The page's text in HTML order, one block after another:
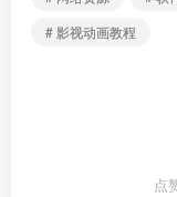
# 影视动画教程
点